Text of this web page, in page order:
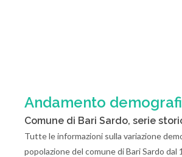
Andamento
Comune di Bari Sardo, serie
Tutte le informazioni sulla variazione
popolazione del comune di Bari Sardo dal